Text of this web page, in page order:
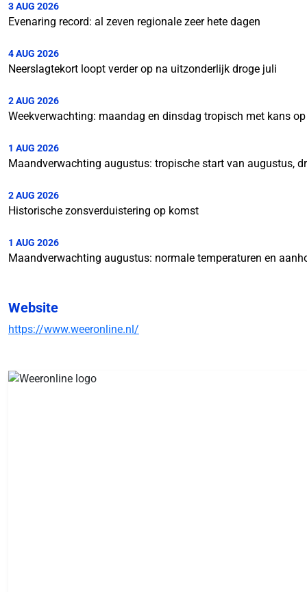
3 AUG 2026
Evenaring record: al zeven regionale zeer hete dagen
4 AUG 2026
Neerslagtekort loopt verder op na uitzonderlijk droge juli
2 AUG 2026
Weekverwachting: maandag en dinsdag tropisch met kans
1 AUG 2026
Maandverwachting augustus: tropische start van augustus,
2 AUG 2026
Historische zonsverduistering op komst
1 AUG 2026
Maandverwachting augustus: normale temperaturen en
Website
https://www.weeronline.nl/